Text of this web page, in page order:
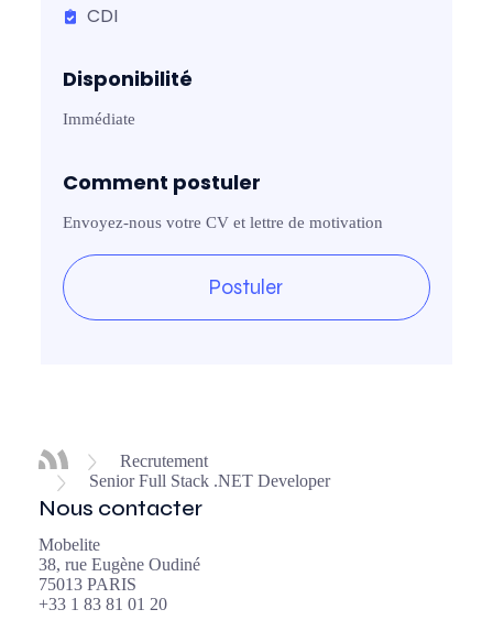
CDI
Disponibilité
Immédiate
Comment postuler
Envoyez-nous votre CV et lettre de motivation
Postuler
Recrutement
Senior Full Stack .NET Developer
Nous contacter
Mobelite
38, rue Eugène Oudiné
75013 PARIS
+33 1 83 81 01 20